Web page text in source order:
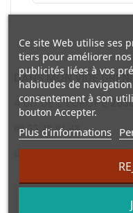
Ce site Web utilise ses
tiers pour améliorer
publicités liées à vos
habitudes de
consentement à son
bouton Accepter.
Plus d'informations
DANS MON VIDE
4 BD DE L EUROPE
09.55.40.91.48